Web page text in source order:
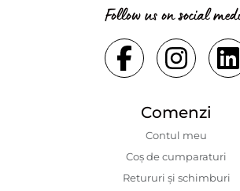
Follow us on social
Comenzi
Contul meu
Coș de cumparaturi
Retururi și schimburi